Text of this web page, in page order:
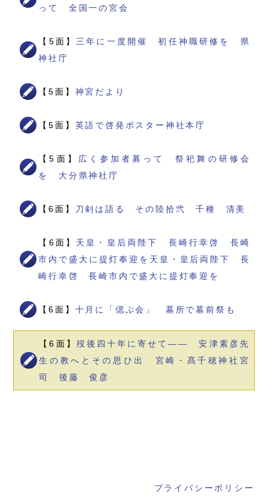
って 全国一の宮会
【5面】 三年に一度開催 初任神職研修を 県
神社庁
【5面】 神宮だより
【5面】 英語で啓発ポスター神社本庁
【5面】 広く参加者募って 祭祀舞の研修会
を 大分県神社庁
【6面】 刀剣は語る その陸拾弐 千種 清美
【6面】 天皇・皇后両陛下 長崎行幸啓 長崎
市内で盛大に提灯奉迎を天皇・皇后両陛下 長
崎行幸啓 長崎市内で盛大に提灯奉迎を
【6面】 十月に「偲ぶ会」 墓所で墓前祭も
【6面】 歿後四十年に寄せて―― 安津素彦先
生の教へとその思ひ出 宮崎・髙千穂神社宮
司 後藤 俊彦
プライバシーポリシー